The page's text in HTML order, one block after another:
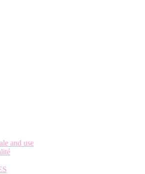
and use